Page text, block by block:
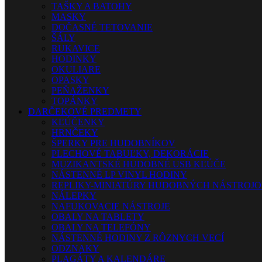
TAŠKY A BATOHY
MASKY
DOČASNÉ TETOVANIE
ŠÁLY
RUKAVICE
HODINKY
OKULIARE
OPASKY
PEŇAŽENKY
TOPÁNKY
DARČEKOVÉ PREDMETY
KĽÚČENKY
HRNČEKY
ŠPERKY PRE HUDOBNÍKOV
PLECHOVÉ TABUĽKY, DEKORÁCIE
MUZIKANTSKÉ HUDOBNÉ USB KĽÚČE
NÁSTENNÉ LP VINYL HODINY
REPLIKY-MINIATÚRY HUDOBNÝCH
NÁLEPKY
NAFUKOVACIE NÁSTROJE
OBALY NA TABLETY
OBALY NA TELEFÓNY
NÁSTENNÉ HODINY Z RÔZNYCH VECÍ
ODZNAKY
PLAGÁTY A KALENDÁRE